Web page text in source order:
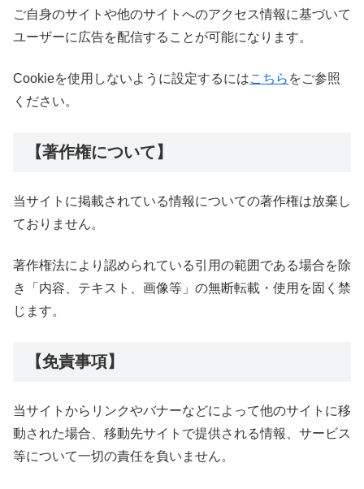
ご自身のサイトや他のサイトへのアクセス情報に基づいて
ユーザーに広告を配信することが可能になります。
Cookieを使用しないように設定するにはこちら をご参照
ください。
【著作権について】
当サイトに掲載されている情報についての著作権は放棄し
ておりません。
著作権法により認められている引用の範囲である場合を除
き「内容、テキスト、画像等」の無断転載・使用を固く禁
じます。
【免責事項】
当サイトからリンクやバナーなどによって他のサイトに移
動された場合、移動先サイトで提供される情報、サービス
等について一切の責任を負いません。